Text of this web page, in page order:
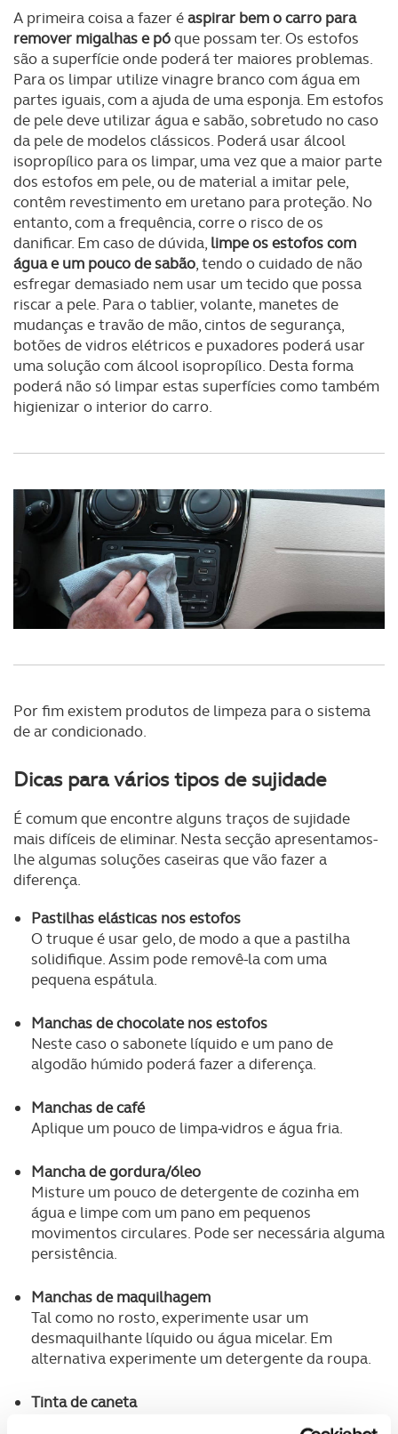
A primeira coisa a fazer éaspirar bem o carro para
remover migalhas e póque possam ter. Os estofos
são a superfície onde poderá ter maiores problemas.
Para os limpar utilize vinagre branco com água em
partes iguais, com a ajuda de uma esponja. Em estofos
de pele deve utilizar água e sabão, sobretudo no caso
da pele de modelos clássicos. Poderá usar álcool
isopropílico para os limpar, uma vez que a maior parte
dos estofos em pele, ou de material a imitar pele,
contêm revestimento em uretano para proteção. No
entanto, com a frequência, corre o risco de os
danificar. Em caso de dúvida, limpe os estofos com
água e um pouco de sabão, tendo o cuidado de não
esfregar demasiado nem usar um tecido que possa
riscar a pele. Para o tablier, volante, manetes de
mudanças e travão de mão, cintos de segurança,
botões de vidros elétricos e puxadores poderá usar
uma solução com álcool isopropílico. Desta forma
poderá não só limpar estas superfícies como também
higienizar o interior do carro.
Por fim existem produtos de limpeza para o sistema
de ar condicionado.
Dicas para vários tipos de sujidade
É comum que encontre alguns traços de sujidade
mais difíceis de eliminar. Nesta secção apresentamos-
lhe algumas soluções caseiras que vão fazer a
diferença.
Pastilhas elásticas nos estofos
O truque é usar gelo, de modo a que a pastilha
solidifique. Assim pode removê-la com uma
pequena espátula.
Manchas de chocolate nos estofos
Neste caso o sabonete líquido e um pano de
algodão húmido poderá fazer a diferença.
Manchas de café
Aplique um pouco de limpa-vidros e água fria.
Mancha de gordura/óleo
Misture um pouco de detergente de cozinha em
água e limpe com um pano em pequenos
movimentos circulares. Pode ser necessária alguma
persistência.
Manchas de maquilhagem
Tal como no rosto, experimente usar um
desmaquilhante líquido ou água micelar. Em
alternativa experimente um detergente da roupa.
Tinta de caneta
Misture água e álcool em partes iguais e limpe com